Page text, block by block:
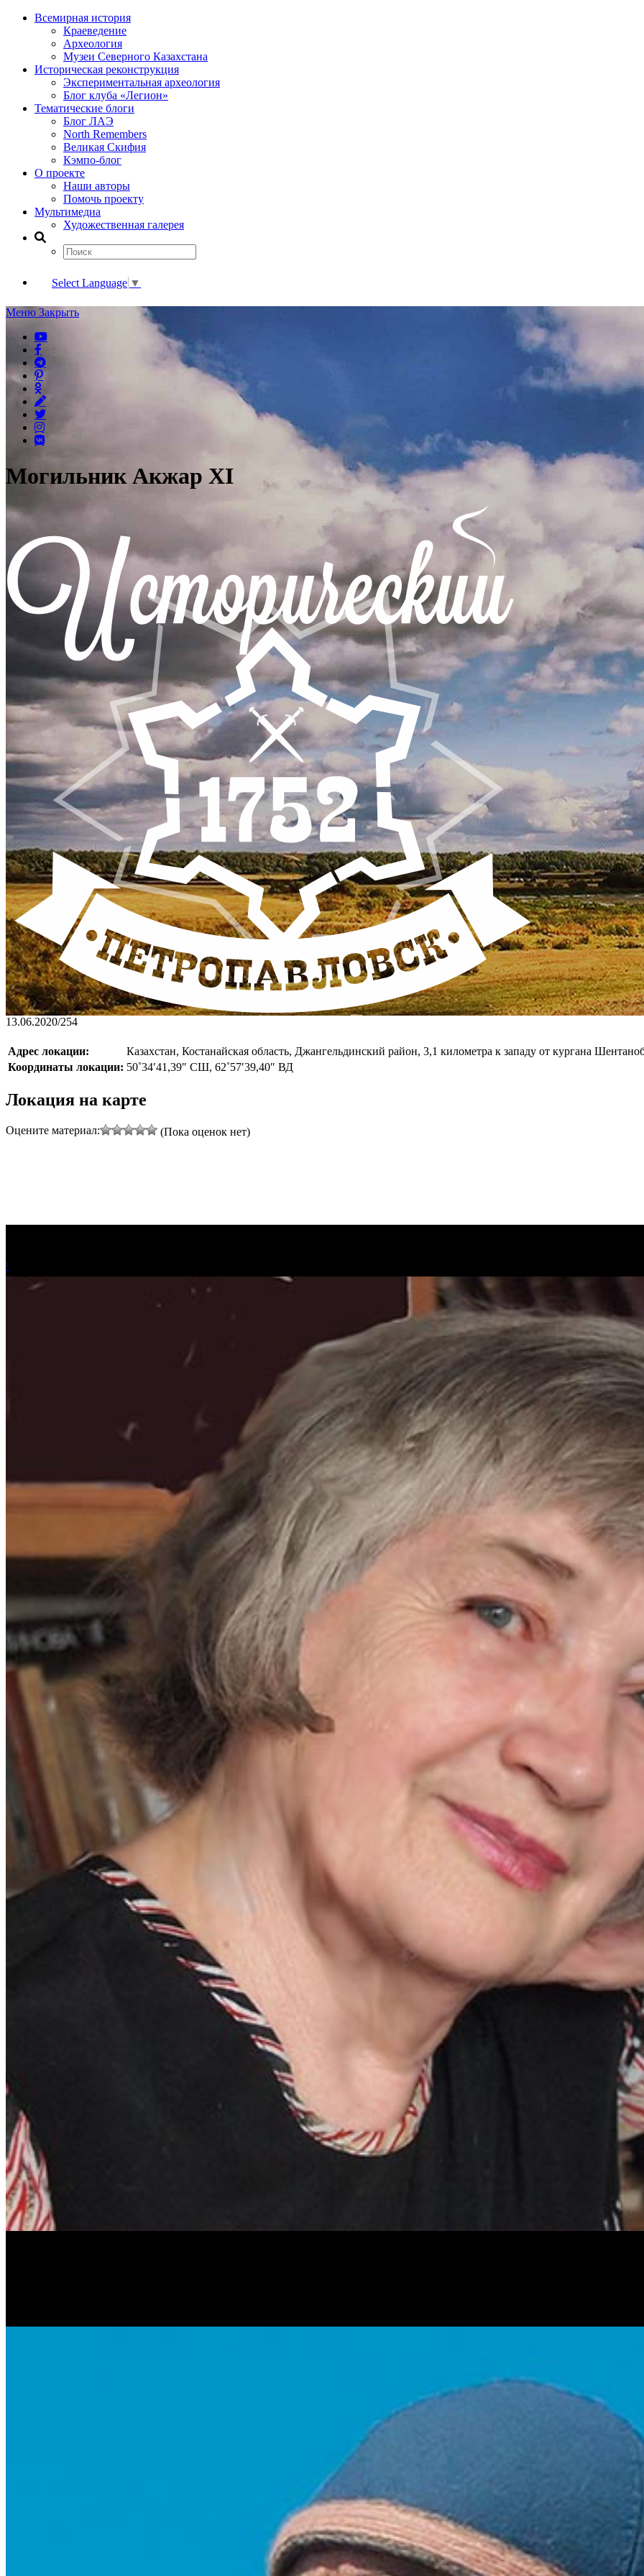
Всемирная история
Краеведение
Археология
Музеи Северного Казахстана
Историческая реконструкция
Экспериментальная археология
Блог клуба «Легион»
Тематические блоги
Блог ЛАЭ
North Remembers
Великая Скифия
Кэмпо-блог
О проекте
Наши авторы
Помочь проекту
Мультимедиа
Художественная галерея
Select Language ▼
Меню Закрыть
Могильник Акжар XI
13.06.2020/254
Адрес локации:
Казахстан, Костанайская область, Джангельдинский район, 3,1 километра к западу от кургана
Координаты локации: 50˚34′41,39″ СШ, 62˚57′39,40″ ВД
Локация на карте
Оцените материал: (Пока оценок нет)
!